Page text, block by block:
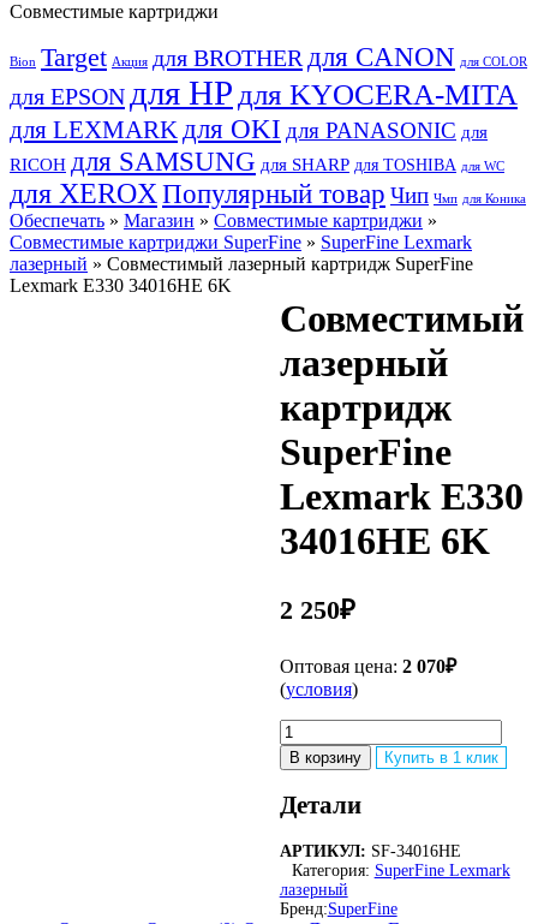
Совместимые картриджи
Bion Target Акция для BROTHER для CANON для COLOR
для EPSON для HP для KYOCERA-MITA
для LEXMARK для OKI для PANASONIC для
RICOH для SAMSUNG для SHARP для TOSHIBA для WC
для XEROX Популярный товар Чип Чмп для Коника
Обеспечать » Магазин » Совместимые картриджи »
Совместимые картриджи SuperFine » SuperFine Lexmark
лазерный » Совместимый лазерный картридж SuperFine
Lexmark E330 34016HE 6K
Совместимый
лазерный
картридж
SuperFine
Lexmark E330
34016HE 6K
2 250₽
Оптовая цена: 2 070₽
(условия)
Количество
товара
Совместимый
лазерный
картридж
Lexmark
E330
34016HE
В корзину Купить в 1 клик
Детали
АРТИКУЛ: SF-34016HE
Категория: SuperFine Lexmark
лазерный
Бренд:SuperFine